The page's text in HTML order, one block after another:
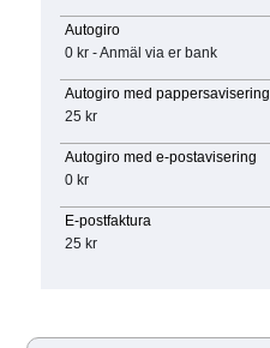
Autogiro
0 kr - Anmäl via er bank
Autogiro med pappersavisering
25 kr
Autogiro med e-postavisering
0 kr
E-postfaktura
25 kr